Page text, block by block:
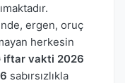
ergen, oruç
herkesin
iftar vakti 2026
sabırsızlıkla